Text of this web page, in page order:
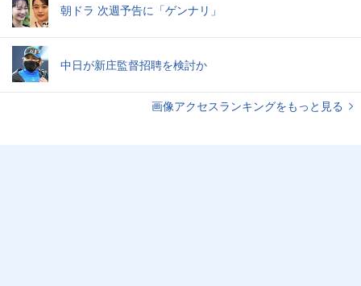
朝ドラ 次週予告に「ゲンナリ」
中日が新庄監督招聘を検討か
画像アクセスランキングをもっと見る